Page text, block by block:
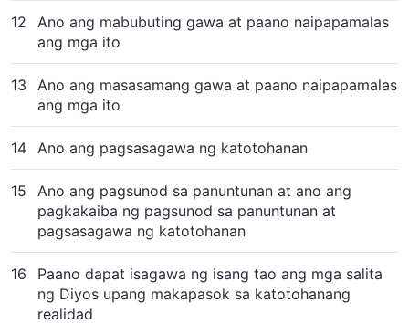
12
Ano ang mabubuting gawa at paano naipapamalas
ang mga ito
13
Ano ang masasamang gawa at paano naipapamalas
ang mga ito
14 Ano ang pagsasagawa ng katotohanan
15
Ano ang pagsunod sa panuntunan at ano ang
pagkakaiba ng pagsunod sa panuntunan at
pagsasagawa ng katotohanan
16
Paano dapat isagawa ng isang tao ang mga salita
ng Diyos upang makapasok sa katotohanang
realidad